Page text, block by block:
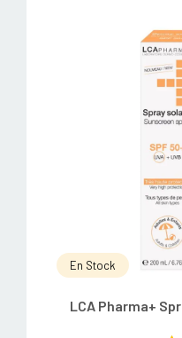
En Stock
LCA Pharma+